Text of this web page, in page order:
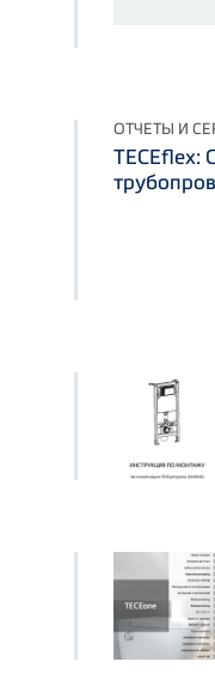
ОТЧЕТЫ И
TECEflex: